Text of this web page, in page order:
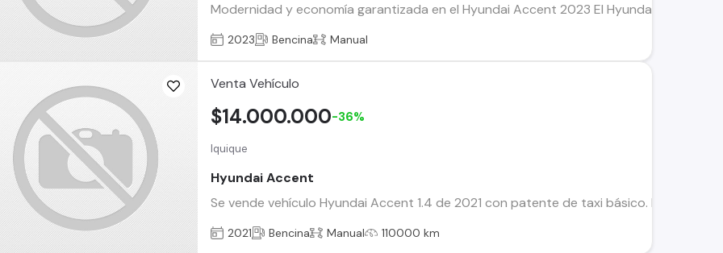
Modernidad y economía garantizada en el Hyundai Accent 2023 El Hyundai Accent
2023 Bencina Manual
Venta Vehículo
Iquique
Hyundai Accent
Se vende vehículo Hyundai Accent 1.4 de 2021 con patente de taxi básico. En
$14.000.000-36%
2021 Bencina Manual 110000 km